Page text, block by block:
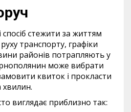
стежити за життям
транспорту, графіки
районів потрапляють у
може вибрати
квиток і прокласти
хвилин.
виглядає приблизно так: